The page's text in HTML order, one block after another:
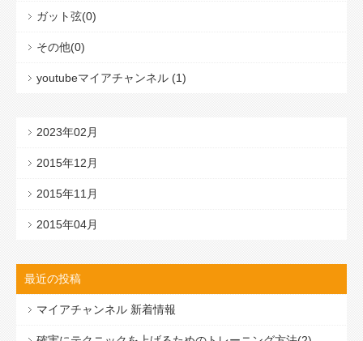
ガット弦(0)
その他(0)
youtubeマイアチャンネル (1)
2023年02月
2015年12月
2015年11月
2015年04月
最近の投稿
マイアチャンネル 新着情報